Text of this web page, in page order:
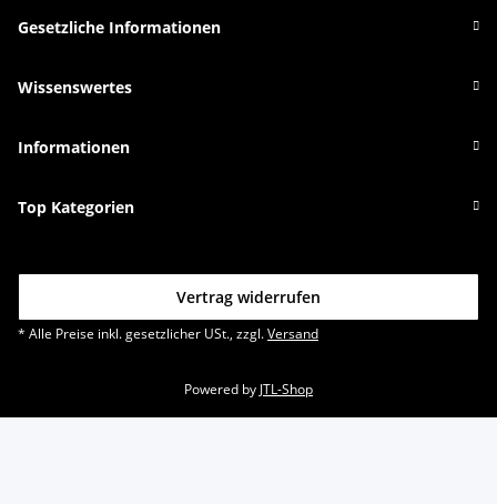
Gesetzliche Informationen
Wissenswertes
Informationen
Top Kategorien
Vertrag widerrufen
* Alle Preise inkl. gesetzlicher USt., zzgl.Versand
Powered by JTL-Shop